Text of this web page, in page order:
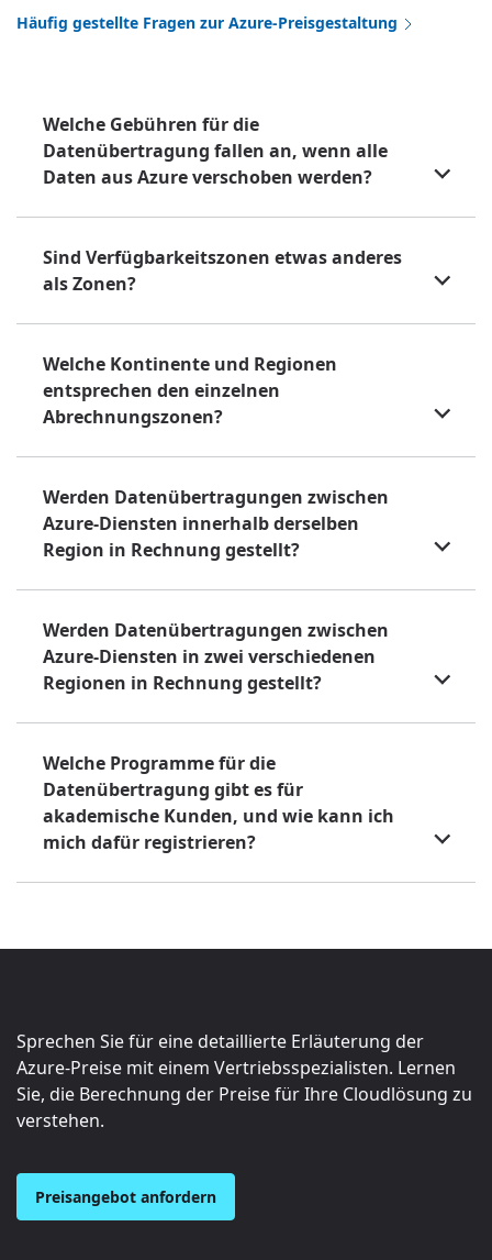
Häufig gestellte Fragen zur Azure-Preisgestaltung
Welche Gebühren für die
Datenübertragung fallen an, wenn alle
Daten aus Azure verschoben werden?
Sind Verfügbarkeitszonen etwas anderes
als Zonen?
Welche Kontinente und Regionen
entsprechen den einzelnen
Abrechnungszonen?
Werden Datenübertragungen zwischen
Azure-Diensten innerhalb derselben
Region in Rechnung gestellt?
Werden Datenübertragungen zwischen
Azure-Diensten in zwei verschiedenen
Regionen in Rechnung gestellt?
Welche Programme für die
Datenübertragung gibt es für
akademische Kunden, und wie kann ich
mich dafür registrieren?
Sprechen Sie für eine detaillierte Erläuterung der
Azure-Preise mit einem Vertriebsspezialisten. Lernen
Sie, die Berechnung der Preise für Ihre Cloudlösung zu
verstehen.
Preisangebot anfordern